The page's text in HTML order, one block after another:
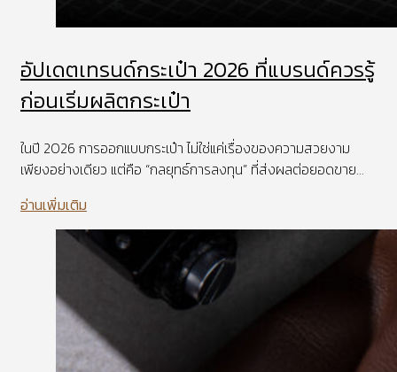
อัปเดตเทรนด์กระเป๋า 2026 ที่แบรนด์ควรรู้
ก่อนเริ่มผลิตกระเป๋า
ในปี 2026 การออกแบบกระเป๋า ไม่ใช่แค่เรื่องของความสวยงาม
เพียงอย่างเดียว แต่คือ “กลยุทธ์การลงทุน” ที่ส่งผลต่อยอดขาย...
อ่านเพิ่มเติม